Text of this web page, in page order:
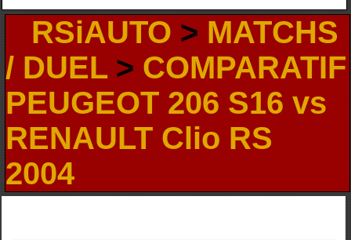
RSiAUTO > MATCHS
/ DUEL> COMPARATIF
PEUGEOT 206 S16 vs
RENAULT Clio RS
2004